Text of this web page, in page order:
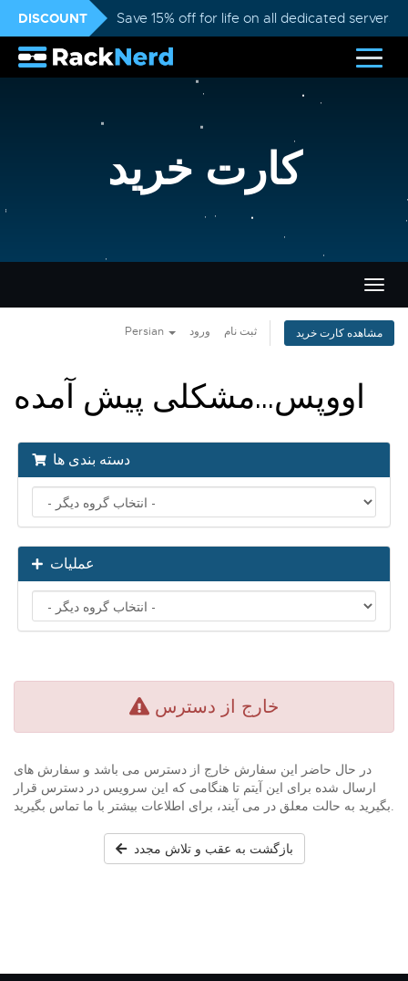
DISCOUNT Save 15% off for life on all dedicated servers
کارت خرید
تغییر
Persian ورود ثبت نام مشاهده کارت خرید
اووپس...مشکلی پیش آمده
دسته بندی ها
عملیات
خارج از دسترس
در حال حاضر این سفارش خارج از دسترس می باشد و سفارش های
ارسال شده برای این آیتم تا هنگامی که این سرویس در دسترس قرار
بگیرید به حالت معلق در می آیند، برای اطلاعات بیشتر با ما تماس بگیرید.
بازگشت به عقب و تلاش مجدد